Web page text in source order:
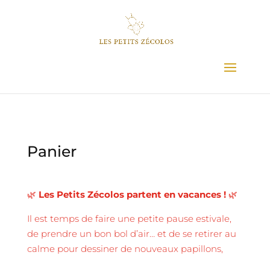
Panier
🌿 Les Petits Zécolos partent en vacances !🌿
Il est temps de faire une petite pause estivale,
de prendre un bon bol d’air… et de se retirer au
calme pour dessiner de nouveaux papillons,